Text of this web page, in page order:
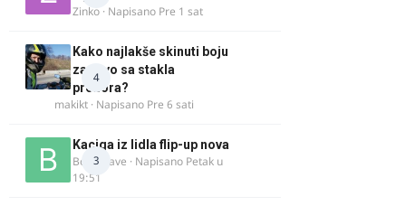
Zinko · Napisano Pre 1 sat
4
Kako najlakše skinuti boju
za drvo sa stakla
prozora?
makikt · Napisano Pre 6 sati
3
Kaciga iz lidla flip-up nova
Bor-i-slave · Napisano Petak u
19:51